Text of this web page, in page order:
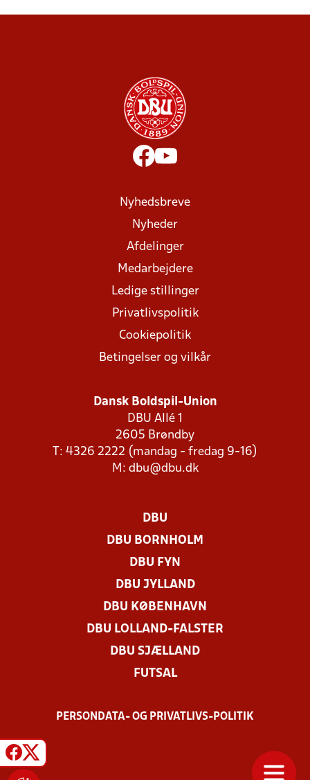
Nyhedsbreve
Nyheder
Afdelinger
Medarbejdere
Ledige stillinger
Privatlivspolitik
Cookiepolitik
Betingelser og vilkår
Dansk Boldspil-Union
DBU Allé 1
2605 Brøndby
T: 4326 2222 (mandag - fredag 9-16)
M: dbu@dbu.dk
DBU
DBU BORNHOLM
DBU FYN
DBU JYLLAND
DBU KØBENHAVN
DBU LOLLAND-FALSTER
DBU SJÆLLAND
FUTSAL
PERSONDATA- OG PRIVATLIVS-POLITIK